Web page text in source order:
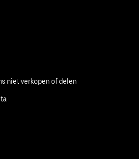
niet verkopen of delen